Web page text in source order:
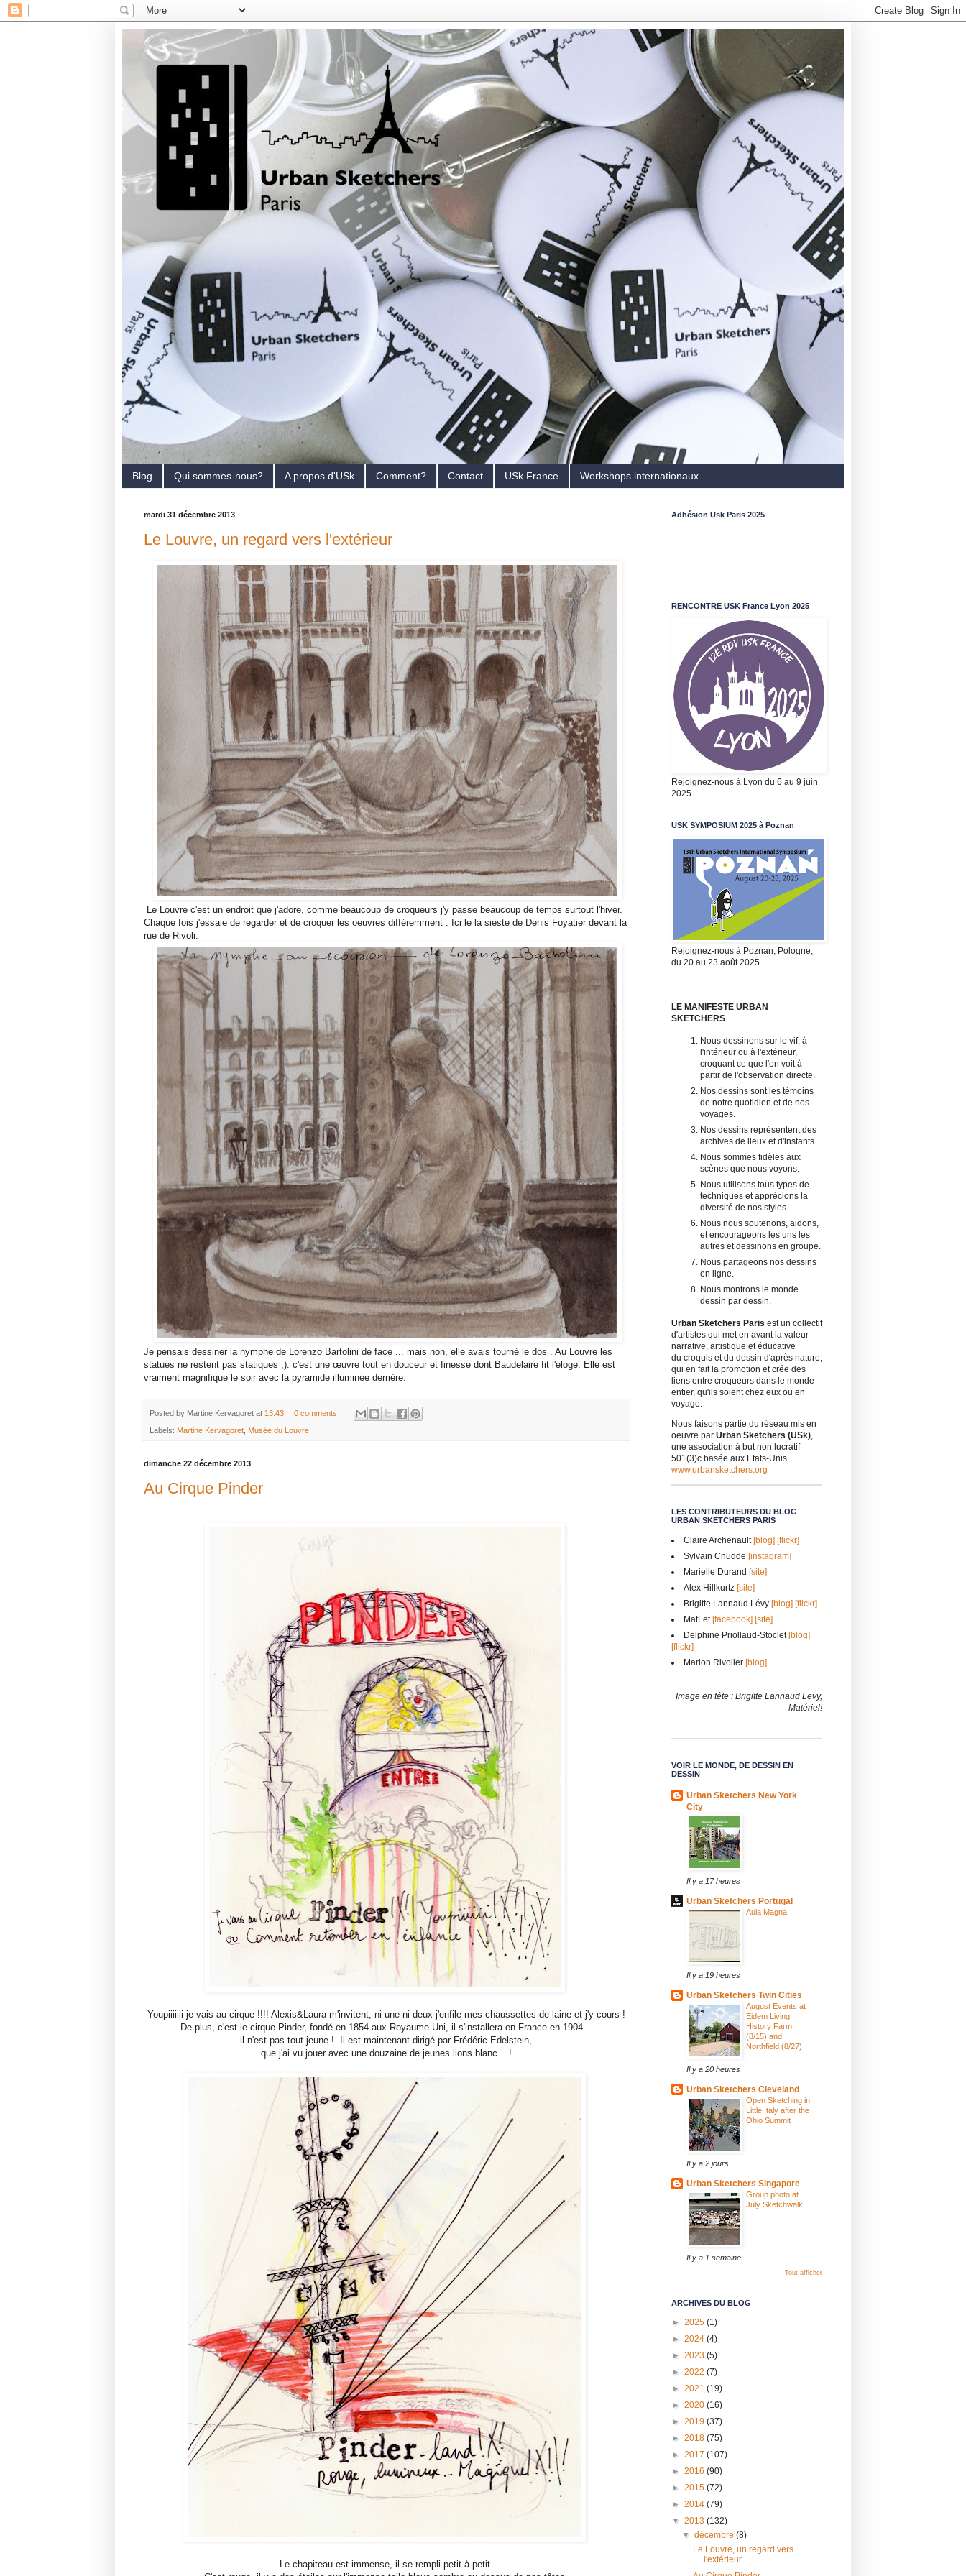
Blog Qui sommes-nous? A propos d'USk Comment? Contact USk France Workshops internationaux
mardi 31 décembre 2013
Le Louvre, un regard vers l'extérieur
Le Louvre c'est un endroit que j'adore, comme beaucoup de croqueurs j'y passe beaucoup de temps surtout l'hiver.
Chaque fois j'essaie de regarder et de croquer les oeuvres différemment . Ici le la sieste de Denis Foyatier devant la
rue de Rivoli.
Je pensais dessiner la nymphe de Lorenzo Bartolini de face ... mais non, elle avais tourné le dos . Au Louvre les
statues ne restent pas statiques ;). c'est une œuvre tout en douceur et finesse dont Baudelaire fit l'éloge. Elle est
vraiment magnifique le soir avec la pyramide illuminée derrière.
Posted by Martine Kervagoret at 13:43 0 comments
Labels: Martine Kervagoret Musée du Louvre
dimanche 22 décembre 2013
Au Cirque Pinder
Youpiiiiiii je vais au cirque !!!! Alexis&Laura m'invitent, ni une ni deux j'enfile mes chaussettes de laine et j'y cours !
De plus, c'est le cirque Pinder, fondé en 1854 aux Royaume-Uni, il s'installera en France en 1904...
il n'est pas tout jeune ! Il est maintenant dirigé par Frédéric Edelstein,
que j'ai vu jouer avec une douzaine de jeunes lions blanc... !
Le chapiteau est immense, il se rempli petit à petit.
Adhésion Usk Paris 2025
RENCONTRE USK France Lyon 2025
Rejoignez-nous à Lyon du 6 au 9 juin
2025
USK SYMPOSIUM 2025 à Poznan
Rejoignez-nous à Poznan, Pologne,
du 20 au 23 août 2025
LE MANIFESTE URBAN
SKETCHERS
Nous dessinons sur le vif, à
l'intérieur ou à l'extérieur,
croquant ce que l'on voit à
partir de l'observation directe.
Nos dessins sont les témoins
de notre quotidien et de nos
voyages.
Nos dessins représentent des
archives de lieux et d'instants.
Nous sommes fidèles aux
scènes que nous voyons.
Nous utilisons tous types de
techniques et apprécions la
diversité de nos styles.
Nous nous soutenons, aidons,
et encourageons les uns les
autres et dessinons en groupe.
Nous partageons nos dessins
en ligne.
Nous montrons le monde
dessin par dessin.
Urban Sketchers Paris est un collectif
d'artistes qui met en avant la valeur
narrative, artistique et éducative
du croquis et du dessin d'après nature,
qui en fait la promotion et crée des
liens entre croqueurs dans le monde
entier, qu'ils soient chez eux ou en
voyage.
Nous faisons partie du réseau mis en
oeuvre par Urban Sketchers (USk)
une association à but non lucratif
501(3)c basée aux Etats-Unis.
www.urbansketchers.org
LES CONTRIBUTEURS DU BLOG
URBAN SKETCHERS PARIS
Claire Archenault[blog] [flickr]
Sylvain Cnudde [instagram]
Marielle Durand [site]
Alex Hillkurtz [site]
Brigitte Lannaud Lévy [blog] [flickr]
MatLet[facebook] [site]
Delphine Priollaud-Stoclet[blog]
[flickr]
Marion Rivolier [blog]
Image en tête : Brigitte Lannaud Levy,
Matériel!
VOIR LE MONDE, DE DESSIN EN
DESSIN
Urban Sketchers New York
City
Il y a 17 heures
Urban Sketchers Portugal
Aula Magna
Il y a 19 heures
Urban Sketchers Twin Cities
August Events at
Eidem Living
History Farm
(8/15) and
Northfield (8/27)
Il y a 20 heures
Urban Sketchers Cleveland
Open Sketching in
Little Italy after the
Ohio Summit
Il y a 2 jours
Urban Sketchers Singapore
Group photo at
July Sketchwalk
Il y a 1 semaine
Tout afficher
ARCHIVES DU BLOG
► 2025 (1)
► 2024 (4)
► 2023 (5)
► 2022 (7)
► 2021 (19)
► 2020 (16)
► 2019 (37)
► 2018 (75)
► 2017 (107)
► 2016 (90)
► 2015 (72)
► 2014 (79)
▼ 2013 (132)
▼décembre(8)
Le Louvre, un regard vers
l'extérieur